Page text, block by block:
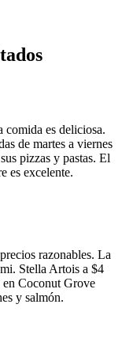
es deliciosa.
de martes a viernes
pizzas y pastas. El
es excelente.
razonables. La
Stella Artois a $4
Coconut Grove
y salmón.